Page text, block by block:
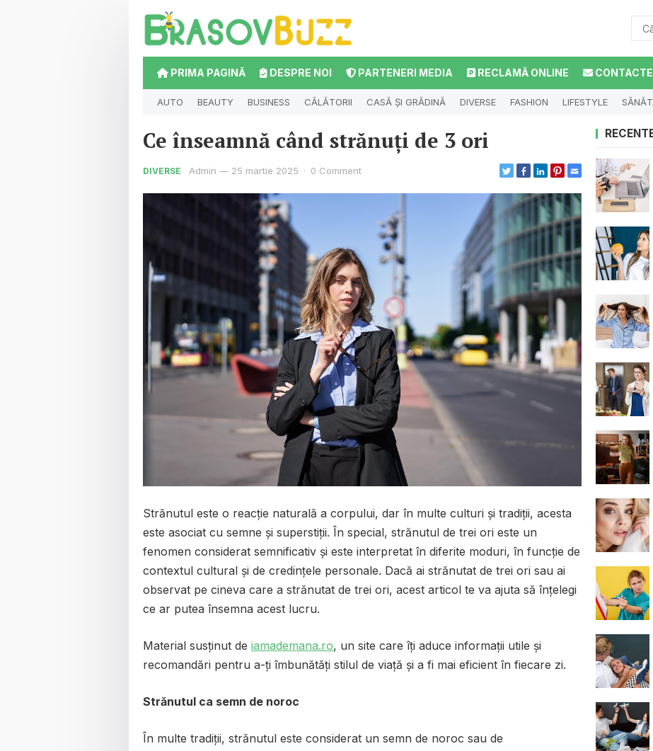
PRIMA PAGINĂ DESPRE NOI PARTENERI MEDIA RECLAMĂ ONLINE
AUTO BEAUTY BUSINESS CĂLĂTORII CASĂ ȘI GRĂDINĂ DIVERSE FASHION LIFESTYLE
Ce înseamnă când strănuți de 3 ori
DIVERSE Admin — 25 martie 2025 · 0 Comment
Strănutul este o reacție naturală a corpului, dar în multe culturi și tradiții, acesta
este asociat cu semne și superstiții. În special, strănutul de trei ori este un
fenomen considerat semnificativ și este interpretat în diferite moduri, în funcție de
contextul cultural și de credințele personale. Dacă ai strănutat de trei ori sau ai
observat pe cineva care a strănutat de trei ori, acest articol te va ajuta să înțelegi
ce ar putea însemna acest lucru.
Material susținut de iamademana.ro, un site care îți aduce informații utile și
recomandări pentru a-ți îmbunătăți stilul de viață și a fi mai eficient în fiecare zi.
Strănutul ca semn de noroc
În multe tradiții, strănutul este considerat un semn de noroc sau de